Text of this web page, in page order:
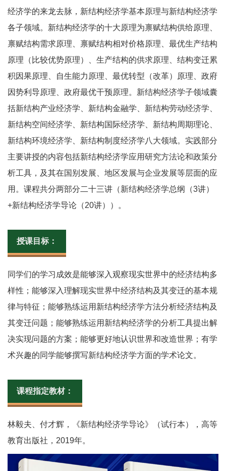
经济学的来龙去脉，新结构经济学基本原理与新结构经济学
各子领域。新结构经济学的十大原理为禀赋结构供给原理、
禀赋结构需求原理、禀赋结构相对价格原理、最优生产结构
原理（比较优势原理）、生产结构的供求原理、结构变迁累
积因果原理、自生能力原理、最优转型（改革）原理、政府
因势利导原理、政府最优干预原理。新结构经济学子领域囊
括新结构产业经济学、新结构金融学、新结构劳动经济学、
新结构空间经济学、新结构国际经济学、新结构周期理论、
新结构环境经济学、新结构制度经济学八大领域。实践部分
主要讲授的内容包括新结构经济学应用研究方法论和政策分
析工具，及其在国别发展、地区发展与企业发展等层面的应
用。课程共分两部分二十三讲（新结构经济学总纲（3讲）
+新结构经济学导论（20讲））。
授课目标：
同学们的学习成效是能够深入观察现实世界中的经济结构多
样性；能够深入理解现实世界中经济结构及其变迁的基本规
律与特征；能够熟练运用新结构经济学方法分析经济结构及
其变迁问题；能够熟练运用新结构经济学的分析工具提出解
决实现问题的方案；能够更好地认识世界和改造世界；有学
术兴趣的同学能够撰写新结构经济学方面的学术论文。
课程指定教材：
林毅夫、付才辉，《新结构经济学导论》（试行本），高等
教育出版社，2019年。